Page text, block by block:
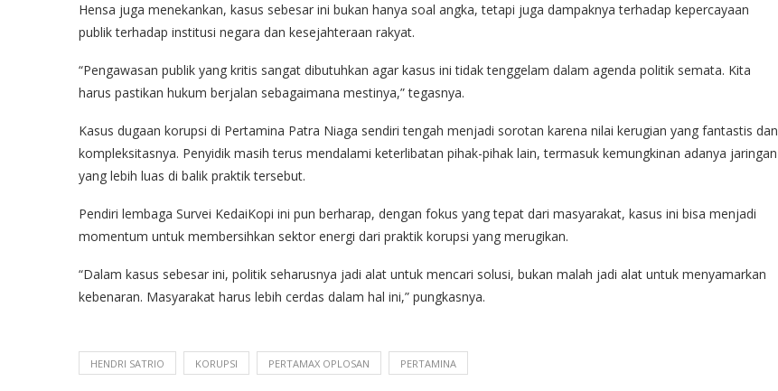
Hensa juga menekankan, kasus sebesar ini bukan hanya soal angka, tetapi juga dampaknya terhadap kepercayaan
publik terhadap institusi negara dan kesejahteraan rakyat.
“Pengawasan publik yang kritis sangat dibutuhkan agar kasus ini tidak tenggelam dalam agenda politik semata. Kita
harus pastikan hukum berjalan sebagaimana mestinya,” tegasnya.
Kasus dugaan korupsi di Pertamina Patra Niaga sendiri tengah menjadi sorotan karena nilai kerugian yang fantastis dan
kompleksitasnya. Penyidik masih terus mendalami keterlibatan pihak-pihak lain, termasuk kemungkinan adanya jaringan
yang lebih luas di balik praktik tersebut.
Pendiri lembaga Survei KedaiKopi ini pun berharap, dengan fokus yang tepat dari masyarakat, kasus ini bisa menjadi
momentum untuk membersihkan sektor energi dari praktik korupsi yang merugikan.
“Dalam kasus sebesar ini, politik seharusnya jadi alat untuk mencari solusi, bukan malah jadi alat untuk menyamarkan
kebenaran. Masyarakat harus lebih cerdas dalam hal ini,” pungkasnya.
HENDRI SATRIO KORUPSI PERTAMAX OPLOSAN PERTAMINA